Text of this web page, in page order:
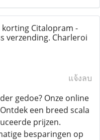
Citalopram -
verzending. Charleroi
แจ้งลบ
gedoe? Onze online
een breed scala
prijzen.
besparingen op